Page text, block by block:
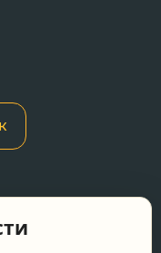
характер и не